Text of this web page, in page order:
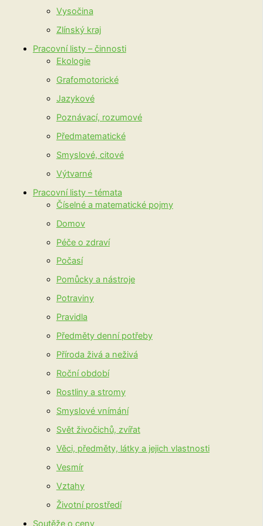
Vysočina
Zlínský kraj
Pracovní listy – činnosti
Ekologie
Grafomotorické
Jazykové
Poznávací, rozumové
Předmatematické
Smyslové, citové
Výtvarné
Pracovní listy – témata
Číselné a matematické pojmy
Domov
Péče o zdraví
Počasí
Pomůcky a nástroje
Potraviny
Pravidla
Předměty denní potřeby
Příroda živá a neživá
Roční období
Rostliny a stromy
Smyslové vnímání
Svět živočichů, zvířat
Věci, předměty, látky a jejich vlastnosti
Vesmír
Vztahy
Životní prostředí
Soutěže o ceny